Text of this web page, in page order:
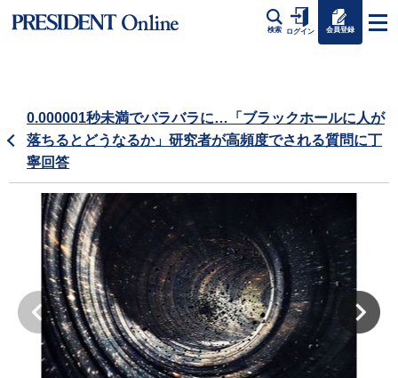
検索 ログイン 会員登録
0.000001秒未満でバラバラに…「ブラックホールに人が
落ちるとどうなるか」研究者が高頻度でされる質問に丁
寧回答